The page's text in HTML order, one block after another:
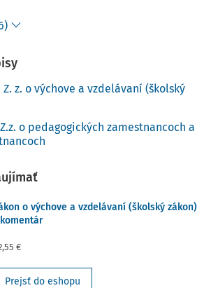
z. o výchove a vzdelávaní (školský
o pedagogických zamestnancoch a
o výchove a vzdelávaní (školský zákon)
€
Prejsť do eshopu